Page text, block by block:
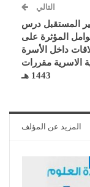
التالي
المستقبل درس
المؤثرة على
داخل الأسرة
الاسرية مقررات
1443 هـ
المزيد عن المؤلف